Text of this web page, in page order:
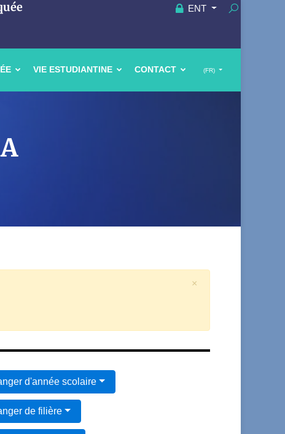
ENT
(FR)
VIE ESTUDIANTINE CONTACT
×
d'année scolaire
de filière